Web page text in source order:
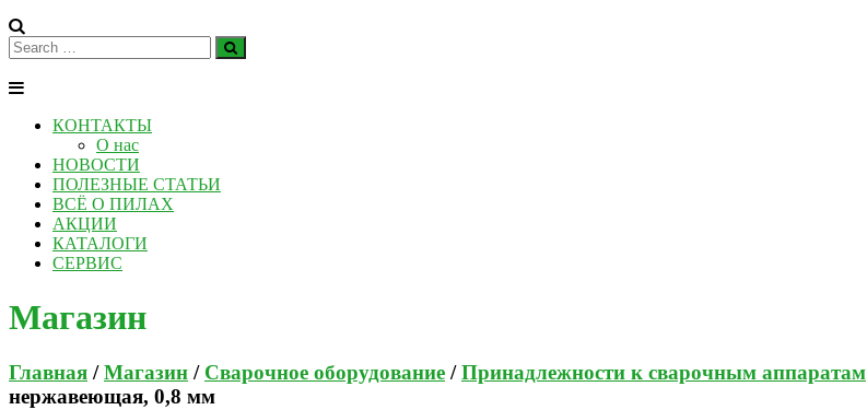
КОНТАКТЫ
О нас
НОВОСТИ
ПОЛЕЗНЫЕ СТАТЬИ
ВСЁ О ПИЛАХ
АКЦИИ
КАТАЛОГИ
СЕРВИС
Магазин
Главная /Магазин / Сварочное оборудование /Принадлежности к сварочным аппаратам
нержавеющая, 0,8 мм